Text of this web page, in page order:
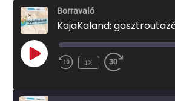
Borravaló
KajaKaland:
PLAY
EPISODE
1X